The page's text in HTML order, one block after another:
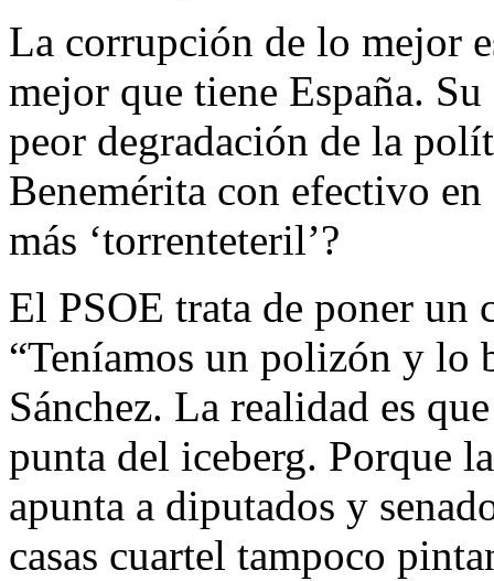
La corrupción de lo mejor
mejor que tiene España.
peor degradación de la
Benemérita con efectivo en
más ‘torrenteteril’?
El PSOE trata de poner un
“Teníamos un polizón y lo
Sánchez. La realidad es
punta del iceberg. Porque
apunta a diputados y
casas cuartel tampoco